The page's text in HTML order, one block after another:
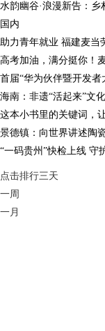
水韵幽谷·浪漫新告：
国内
助力青年就业 福建麦当
高考加油，满分挺你！
首届“华为伙伴暨开发者
海南：非遗“活起来”文
这本小书里的关键词，
景德镇：向世界讲述陶
“一码贵州”快检上线 守
点击排行三天
一周
一月